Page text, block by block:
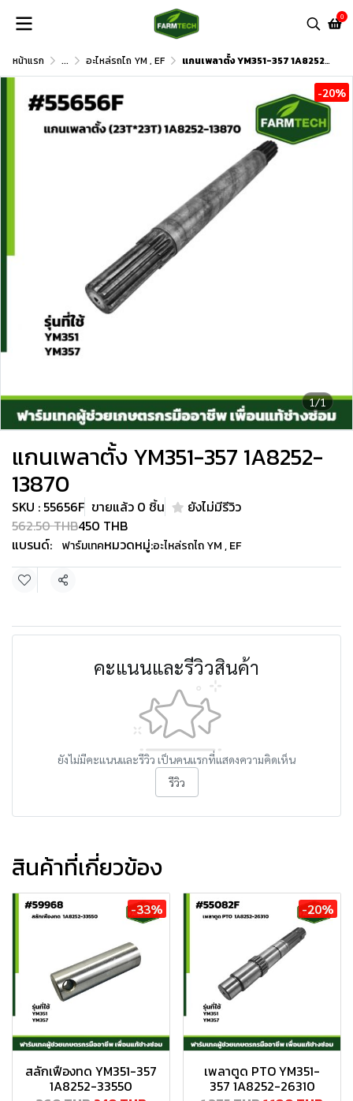
0
หน้าแรก ... อะไหล่รถไถ YM , EF แกนเพลาตั้ง YM351-357 1A8252-13870
1/1
-20%
แกนเพลาตั้ง YM351-357 1A8252-
13870
SKU : 55656F ขายแล้ว 0 ชิ้น
ยังไม่มีรีวิว
562.50 THB450 THB
แบรนด์:
ฟาร์มเทคหมวดหมู่:อะไหล่รถไถ YM , EF
แชร์
คะแนนและรีวิวสินค้า
ยังไม่มีคะแนนและรีวิว เป็นคนแรกที่แสดงความคิดเห็น
รีวิว
สินค้าที่เกี่ยวข้อง
-33%
สลักเฟืองทด YM351-357
1A8252-33550
-20%
เพลาตูด PTO YM351-
357 1A8252-26310